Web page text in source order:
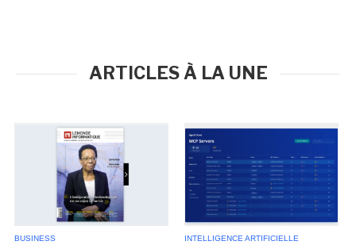
ARTICLES À LA UNE
BUSINESS INTELLIGENCE ARTIFICIELLE